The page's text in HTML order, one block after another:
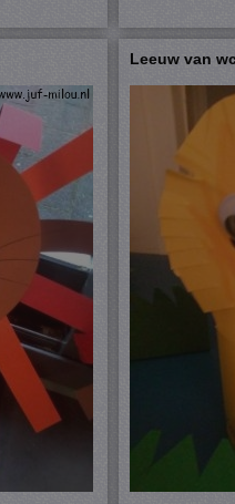
Leeuw van